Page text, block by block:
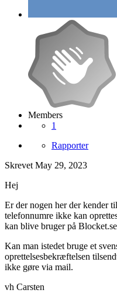
Members
1
Rapporter
Skrevet May 29, 2023
Hej
Er der nogen her der kender
telefonnumre ikke kan
kan blive bruger på
Kan man istedet bruge et
oprettelsesbekræftelsen
ikke gøre via mail.
vh Carsten